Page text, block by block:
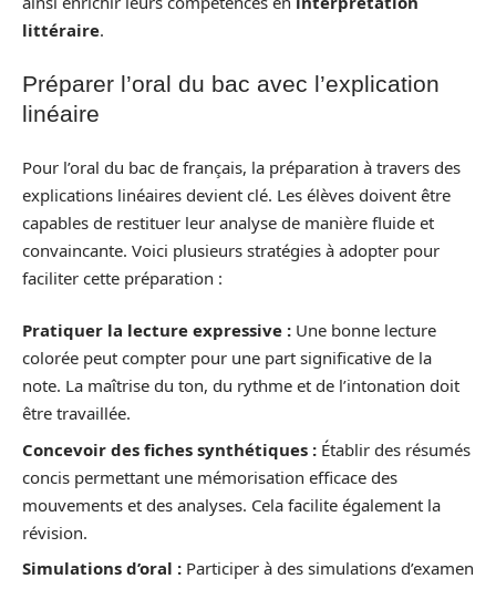
littéraire.
Préparer l’oral du bac avec l’explication
linéaire
Pour l’oral du bac de français, la préparation à travers des
explications linéaires devient clé. Les élèves doivent être
capables de restituer leur analyse de manière fluide et
convaincante. Voici plusieurs stratégies à adopter pour
faciliter cette préparation :
Pratiquer la lecture expressive : Une bonne lecture
colorée peut compter pour une part significative de la
note. La maîtrise du ton, du rythme et de l’intonation doit
être travaillée.
Concevoir des fiches synthétiques : Établir des résumés
concis permettant une mémorisation efficace des
mouvements et des analyses. Cela facilite également la
révision.
Simulations d’oral : Participer à des simulations d’examen